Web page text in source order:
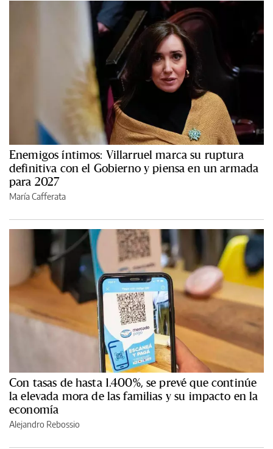
Enemigos íntimos: Villarruel marca su ruptura
definitiva con el Gobierno y piensa en un armada
para 2027
María Cafferata
Con tasas de hasta 1.400%, se prevé que continúe
la elevada mora de las familias y su impacto en la
economía
Alejandro Rebossio